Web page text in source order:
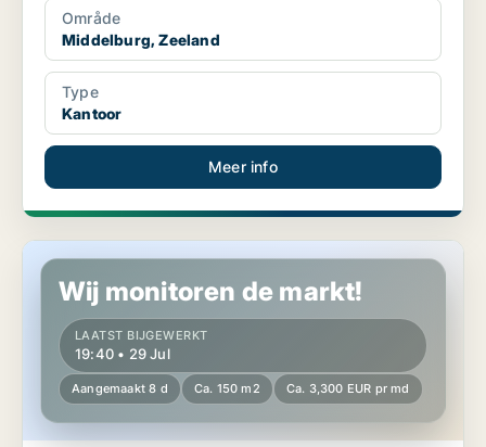
Område
Middelburg, Zeeland
Type
Kantoor
Meer info
Horeca pand in Goes, Zeeland
Wij monitoren de markt!
LAATST BIJGEWERKT
19:40 • 29 Jul
Aangemaakt 8 d Ca. 150 m2 Ca. 3,300 EUR pr md